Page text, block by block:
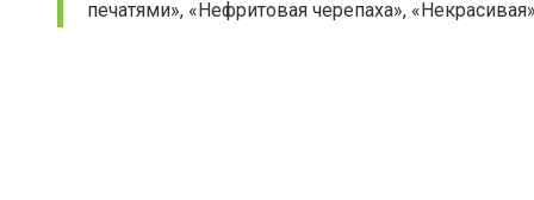
печатями», «Нефритовая черепаха»,